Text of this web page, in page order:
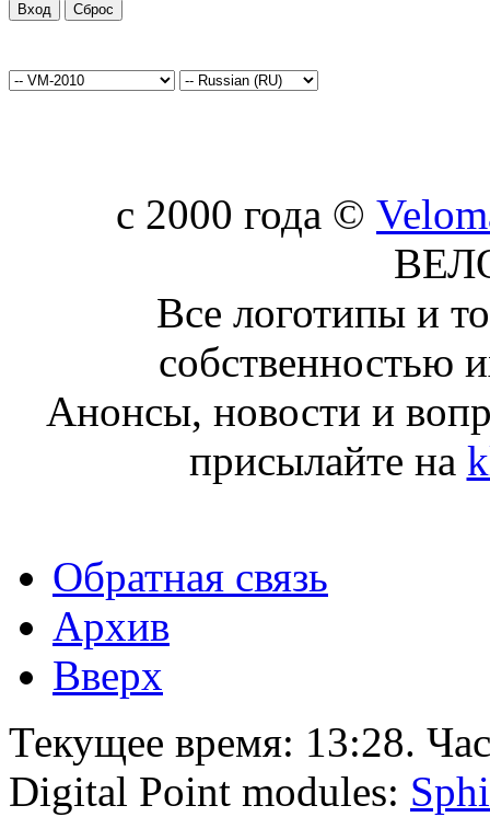
c 2000 года ©
Все логотипы и
собственностью
Анонсы, новости и
присылайте на
Обратная связь
Архив
Вверх
Текущее время: 13:28.
Digital Point modules: